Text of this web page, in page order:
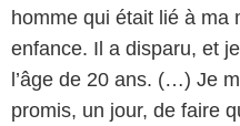
homme qui était lié à ma
enfance. Il a disparu, et
l’âge de 20 ans. (…) Je
promis, un jour, de faire